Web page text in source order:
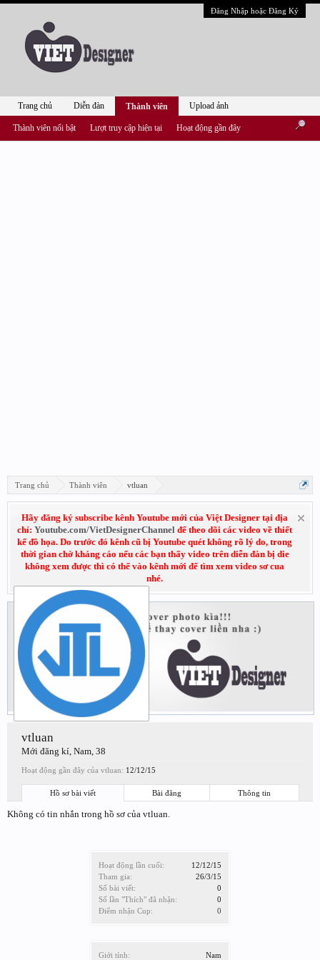
Đăng Nhập hoặc Đăng Ký
Trang chủ Thành viên vtluan
Hãy đăng ký subscribe kênh Youtube mới của Việt Designer tại địa
chỉ: Youtube.com/VietDesignerChannel để theo dõi các video về thiết
kế đồ họa. Do trước đó kênh cũ bị Youtube quét không rõ lý do, trong
thời gian chờ kháng cáo nếu các bạn thấy video trên diễn đàn bị die
không xem được thì có thể vào kênh mới để tìm xem video sơ cua
nhé.
Hoạt động lần cuối:
12/12/15
Tham gia:
26/3/15
Số bài viết:
0
Số lần "Thích" đã nhận:
0
Điểm nhận Cup:
0
Giới tính: Nam
vtluan
Mới đăng kí, Nam, 38
Hoạt động gần đây của vtluan: 12/12/15
Hồ sơ bài viết Bài đăng Thông tin
Không có tin nhắn trong hồ sơ của vtluan.
Trang chủ Diễn đàn Thành viên
Thành viên nổi bật Lượt truy cập hiện tại Hoạt động gần đây
Upload ảnh